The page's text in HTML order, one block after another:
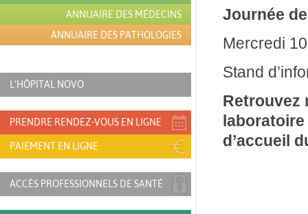
ANNUAIRE DES MÉDECINS
ANNUAIRE DES PATHOLOGIES
L’HÔPITAL NOVO
PRENDRE RENDEZ-VOUS EN LIGNE
PAIEMENT EN LIGNE
ACCÈS PROFESSIONNELS DE SANTÉ
Journée
Mercredi
Stand
Retrouvez
laboratoire
d’accueil